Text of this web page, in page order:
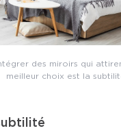
des miroirs qui
meilleur choix est la